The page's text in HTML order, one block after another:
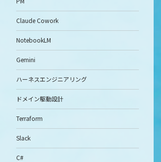
Claude Cowork
NotebookLM
Gemini
ハーネスエンジニアリング
ドメイン駆動設計
Terraform
Slack
C#